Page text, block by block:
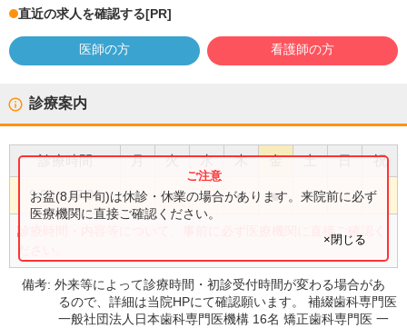
直近の求人を確認する[PR]
医師の方 看護師の方
診療案内
診療時間 月 火 水 木 金 土 日 祝
9:00〜 17:00 ● ● ● ● ●
診療時間・内容等について、事前に必ず医療機関に直接ご確認く
お盆(8月中旬)は休診・休業の場合があります。来院前に必ず
医療機関に直接ご確認ください。
×閉じる
備考:外来等によって診療時間・初診受付時間が変わる場合があ
るので、詳細は当院HPにて確認願います。 補綴歯科専門医
一般社団法人日本歯科専門医機構 16名 矯正歯科専門医 一